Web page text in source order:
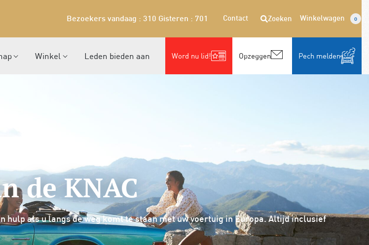
Bezoekers vandaag : 310 Gisteren : 701 Contact Zoeken Winkelwagen 0
Winkel Leden bieden aan Word nu lid! Opzeggen Pech melden
de KNAC
hulp als u langs de weg komt te staan met uw voertuig in Europa. Altijd inclusief